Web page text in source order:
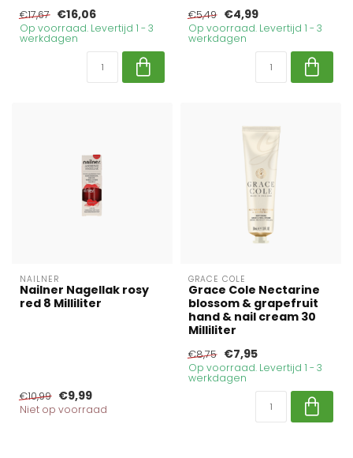
€17,67 €16,06
Op voorraad. Levertijd 1 - 3
werkdagen
€5,49 €4,99
Op voorraad. Levertijd 1 - 3
werkdagen
NAILNER
Nailner Nagellak rosy
red 8 Milliliter
€10,99 €9,99
Niet op voorraad
GRACE COLE
Grace Cole Nectarine
blossom & grapefruit
hand & nail cream 30
Milliliter
€8,75 €7,95
Op voorraad. Levertijd 1 - 3
werkdagen